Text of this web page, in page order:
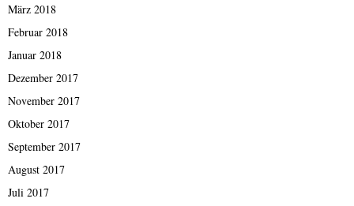
März 2018
Februar 2018
Januar 2018
Dezember 2017
November 2017
Oktober 2017
September 2017
August 2017
Juli 2017